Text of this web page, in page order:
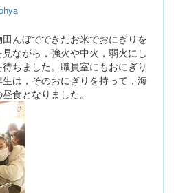
んぼでできたお米でおにぎりを
ながら，強火や中火，弱火にし
ちました。職員室にもおにぎり
は，そのおにぎりを持って，海
食となりました。